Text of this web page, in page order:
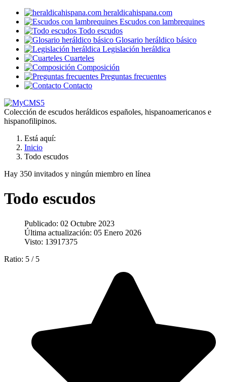
heraldicahispana.com
Escudos con lambrequines
Todo escudos
Glosario heráldico básico
Legislación heráldica
Cuarteles
Composición
Preguntas frecuentes
Contacto
Colección de escudos heráldicos españoles, hispanoamericanos e
hispanofilipinos.
Está aquí:
Inicio
Todo escudos
Hay 350 invitados y ningún miembro en línea
Todo escudos
Publicado: 02 Octubre 2023
Última actualización: 05 Enero 2026
Visto: 13917375
Ratio: 5 / 5